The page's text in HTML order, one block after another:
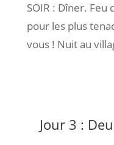
SOIR : Dîner. Feu
pour les plus
vous ! Nuit au
Jour 3 :